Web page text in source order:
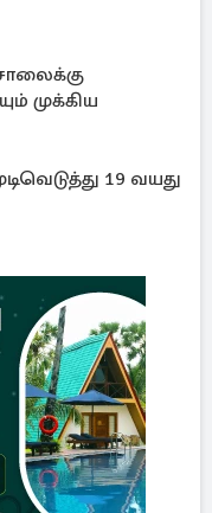
முக்கிய
19 வயது